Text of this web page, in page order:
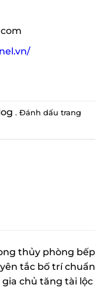
. Đánh dấu trang
thủy phòng bếp
tắc bố trí chuẩn
chủ tăng tài lộc